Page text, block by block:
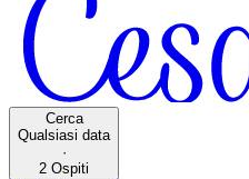
Cerca
Qualsiasi data
·
2 Ospiti